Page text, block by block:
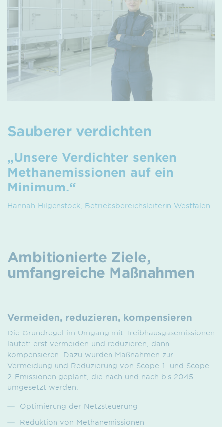
Sauberer verdichten
„Unsere Verdichter senken
Methanemissionen auf ein
Minimum.“
Hannah Hilgenstock, Betriebsbereichsleiterin Westfalen
Ambitionierte Ziele,
umfangreiche Maßnahmen
Vermeiden, reduzieren, kompensieren
Die Grundregel im Umgang mit Treibhausgasemissionen
lautet: erst vermeiden und reduzieren, dann
kompensieren. Dazu wurden Maßnahmen zur
Vermeidung und Reduzierung von Scope-1- und Scope-
2-Emissionen geplant, die nach und nach bis 2045
umgesetzt werden:
Optimierung der Netzsteuerung
Reduktion von Methanemissionen